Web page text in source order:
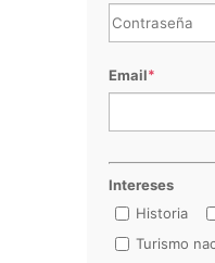
Email*
Intereses
Historia
Turismo